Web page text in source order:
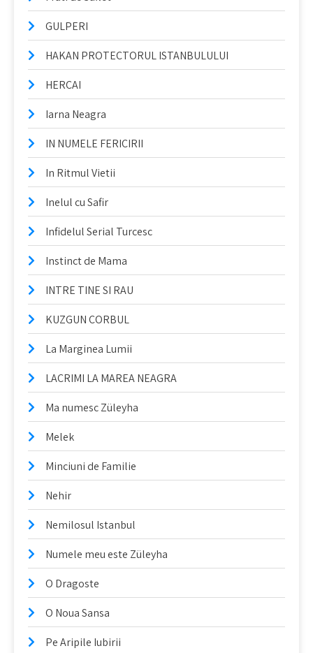
GULPERI
HAKAN PROTECTORUL ISTANBULULUI
HERCAI
Iarna Neagra
IN NUMELE FERICIRII
In Ritmul Vietii
Inelul cu Safir
Infidelul Serial Turcesc
Instinct de Mama
INTRE TINE SI RAU
KUZGUN CORBUL
La Marginea Lumii
LACRIMI LA MAREA NEAGRA
Ma numesc Züleyha
Melek
Minciuni de Familie
Nehir
Nemilosul Istanbul
Numele meu este Züleyha
O Dragoste
O Noua Sansa
Pe Aripile Iubirii